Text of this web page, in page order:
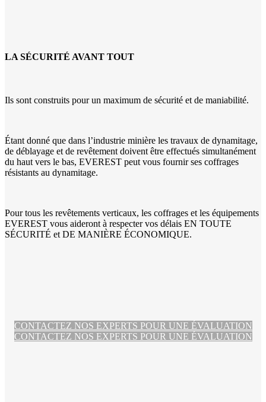
LA SÉCURITÉ AVANT TOUT
Ils sont construits pour un maximum de sécurité et de maniabilité.
Étant donné que dans l’industrie minière les travaux de dynamitage,
de déblayage et de revêtement doivent être effectués simultanément
du haut vers le bas, EVEREST peut vous fournir ses coffrages
résistants au dynamitage.
Pour tous les revêtements verticaux, les coffrages et les équipements
EVEREST vous aideront à respecter vos délais EN TOUTE
SÉCURITÉ et DE MANIÈRE ÉCONOMIQUE.
CONTACTEZ NOS EXPERTS POUR UNE ÉVALUATION
CONTACTEZ NOS EXPERTS POUR UNE ÉVALUATION